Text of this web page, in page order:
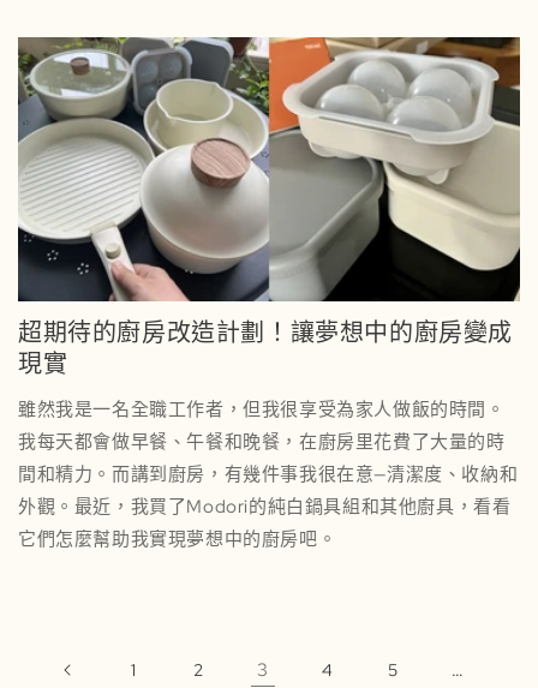
超期待的廚房改造計劃！讓夢想中的廚房變成
現實
雖然我是一名全職工作者，但我很享受為家人做飯的時間。
我每天都會做早餐、午餐和晚餐，在廚房里花費了大量的時
間和精力。而講到廚房，有幾件事我很在意—清潔度、收納和
外觀。最近，我買了Modori的純白鍋具組和其他廚具，看看
它們怎麼幫助我實現夢想中的廚房吧。
1 2 3 4 5 …